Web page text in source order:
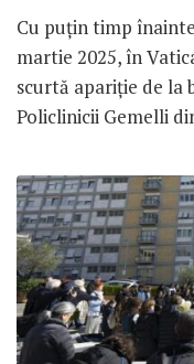
Cu puțin timp
martie 2025, în
scurtă apariție de la
Policlinicii Gemelli